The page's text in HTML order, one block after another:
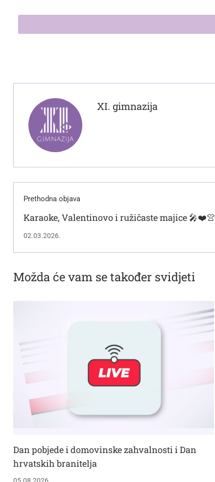
XI. gimnazija
Prethodna objava
Karaoke, Valentinovo i ružičaste majice 🎤❤️👚
02.03.2026.
Možda će vam se također svidjeti
Dan pobjede i domovinske zahvalnosti i Dan
hrvatskih branitelja